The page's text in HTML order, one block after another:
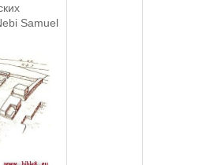
Samuel